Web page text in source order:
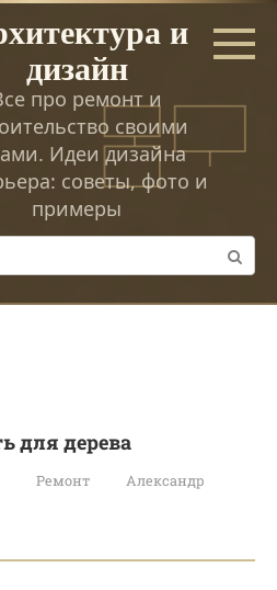
и
дизайн
про ремонт и
своими
Идеи дизайна
советы, фото и
примеры
для дерева
Ремонт
Александр